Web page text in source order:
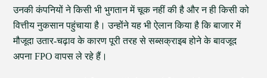
उनकी कंपनियों ने किसी भी भुगतान में चूक नहीं की है और न ही किसी को
वित्तीय नुकसान पहुंचाया है। उन्होंने यह भी ऐलान किया है कि बाजार में
मौजूदा उतार-चढ़ाव के कारण पूरी तरह से सब्सक्राइब होने के बावजूद
अपना FPO वापस ले रहे हैं।